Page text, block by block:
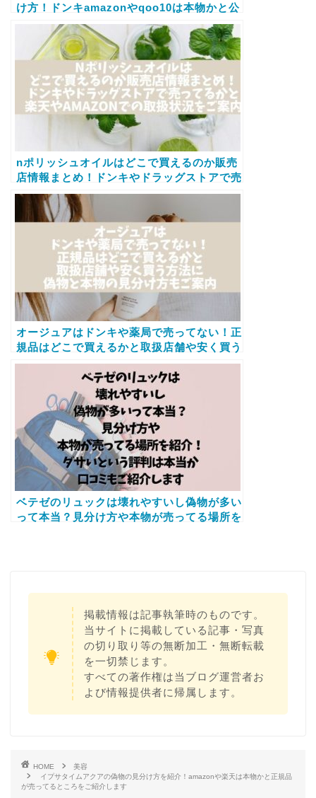
け方！ドンキamazonやqoo10は本物かと公
式品を売ってる場所をご案内
nポリッシュオイルはどこで買えるのか販売
店情報まとめ！ドンキやドラッグストアで売
ってるかと楽天やamazonでの取扱状況をご
オージュアはドンキや薬局で売ってない！正
規品はどこで買えるかと取扱店舗や安く買う
方法に偽物と本物の見分け方もご案内
ベテゼのリュックは壊れやすいし偽物が多い
って本当？見分け方や本物が売ってる場所を
掲載情報は記事執筆時のものです。
当サイトに掲載している記事・写真
の切り取り等の無断加工・無断転載
を一切禁じます。
すべての著作権は当ブログ運営者お
よび情報提供者に帰属します。
HOME
美容
イプサタイムアクアの偽物の見分け方を紹介！amazonや楽天は本物かと正規品
が売ってるところをご紹介します